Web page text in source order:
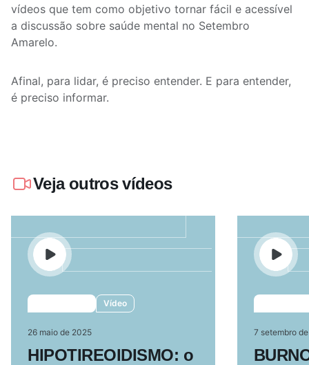
vídeos que tem como objetivo tornar fácil e acessível
a discussão sobre saúde mental no Setembro
Amarelo.
Afinal, para lidar, é preciso entender. E para entender,
é preciso informar.
Veja outros vídeos
Vídeo
26 maio de 2025
HIPOTIREOIDISMO: o
7 setembro